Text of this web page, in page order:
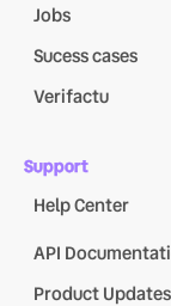
Jobs
Sucess cases
Verifactu
Support
Help Center
API
Product Updates